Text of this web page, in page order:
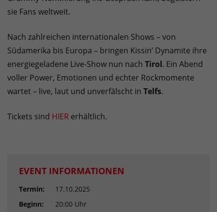
sie Fans weltweit.
Nach zahlreichen internationalen Shows – von
Südamerika bis Europa – bringen Kissin’ Dynamite ihre
energiegeladene Live-Show nun nach Tirol. Ein Abend
voller Power, Emotionen und echter Rockmomente
wartet – live, laut und unverfälscht in Telfs.
Tickets sind HIER erhältlich.
EVENT INFORMATIONEN
Termin:
17.10.2025
Beginn:
20:00 Uhr